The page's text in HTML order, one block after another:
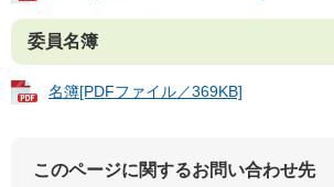
委員名簿
名簿[PDFファイル／369KB]
このページに関するお問い合わせ先